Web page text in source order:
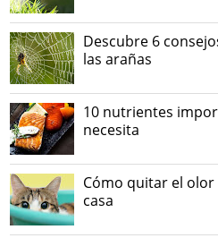
Descubre 6
las arañas
10 nutrientes
necesita
Cómo quitar el
casa